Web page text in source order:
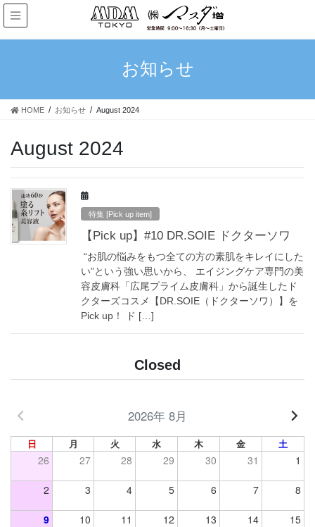
お知らせ
HOME お知らせ August 2024
August 2024
特集 [Pick up item]
【Pick up】#10 DR.SOIE ドクターソワ
“お肌の悩みをもつ全ての方の素肌をキレイにした
い”という強い思いから、 エイジングケア専門の美
容皮膚科「広尾プライム皮膚科」から誕生したド
クターズコスメ【DR.SOIE（ドクターソワ）】を
Pick up！ ド […]
Closed
2026年 8月
日 月 火 水 木 金 土
26 27 28 29 30 31 1
2 3 4 5 6 7 8
9 10 11 12 13 14 15